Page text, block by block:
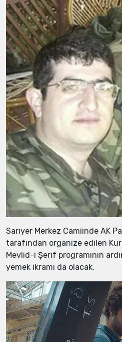
Sarıyer Merkez Camiinde AK
tarafından organize edilen
Mevlid-i Şerif programının
yemek ikramı da olacak.